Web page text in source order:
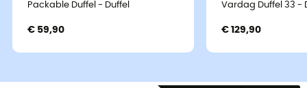
Packable Duffel - Duffel
€ 59,90
Vardag Duffel 33 -
€ 129,90